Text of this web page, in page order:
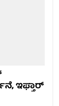
ಇಫ್ತಾರ್